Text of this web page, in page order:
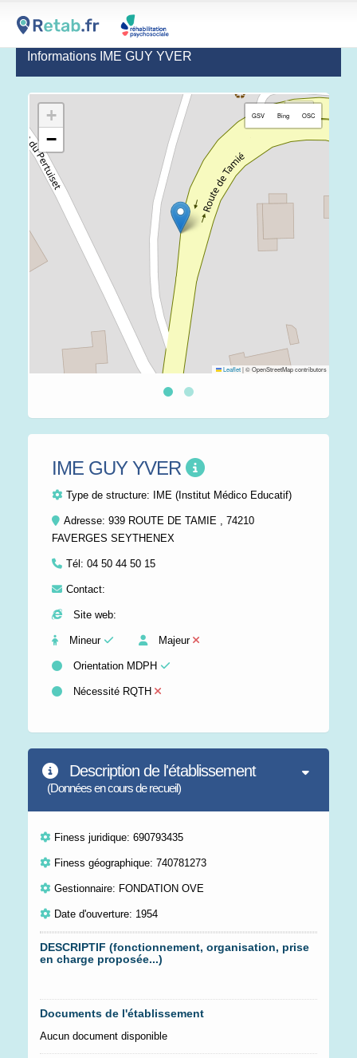
Informations IME GUY YVER
+
−
GSV Bing OSC
Leaflet|© OpenStreetMap contributors
IME GUY YVER
Type de structure: IME (Institut Médico Educatif)
Adresse: 939 ROUTE DE TAMIE , 74210
FAVERGES SEYTHENEX
Tél: 04 50 44 50 15
Contact:
Site web:
Mineur Majeur
Orientation MDPH
Nécessité RQTH
Description de l'établissement
(Données en cours de recueil)
Finess juridique: 690793435
Finess géographique: 740781273
Gestionnaire: FONDATION OVE
Date d'ouverture: 1954
DESCRIPTIF (fonctionnement, organisation, prise
en charge proposée...)
Documents de l'établissement
Aucun document disponible